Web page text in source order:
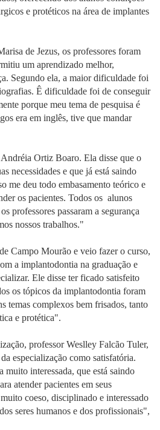
e protéticos na área de implantes
de Jezus, os professores foram
um aprendizado melhor,
Segundo ela, a maior dificuldade foi
Ê dificuldade foi de conseguir
porque meu tema de pesquisa é
era em inglês, tive que mandar
Ortiz Boaro. Ela disse que o
necessidades e que já está saindo
me deu todo embasamento teórico e
os pacientes. Todos os alunos
professores passaram a segurança
nossos trabalhos."
Campo Mourão e veio fazer o curso,
a implantodontia na graduação e
Ele disse ter ficado satisfeito
os tópicos da implantodontia foram
temas complexos bem frisados, tanto
e protética".
professor Weslley Falcão Tuler,
especialização como satisfatória.
muito interessada, que está saindo
atender pacientes em seus
coeso, disciplinado e interessado
seres humanos e dos profissionais",